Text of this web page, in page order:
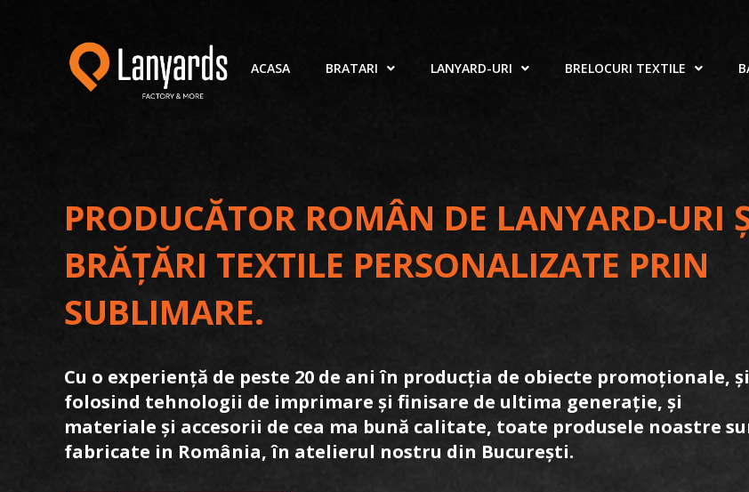
ACASA BRATARI LANYARD-URI BRELOCURI TEXTILE
PRODUCĂTOR ROMÂN DE LANYARD-URI
BRĂȚĂRI TEXTILE PERSONALIZATE PRIN
SUBLIMARE.
Cu o experiență de peste 20 de ani în producția de obiecte promoționale, și
folosind tehnologii de imprimare și finisare de ultima generație, și
materiale și accesorii de cea ma bună calitate, toate produsele noastre
fabricate in România, în atelierul nostru din București.